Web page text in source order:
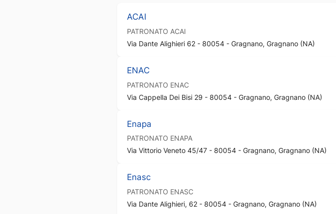
ACAI
PATRONATO ACAI
Via Dante Alighieri 62 - 80054 - Gragnano, Gragnano (NA)
ENAC
PATRONATO ENAC
Via Cappella Dei Bisi 29 - 80054 - Gragnano, Gragnano (NA)
Enapa
PATRONATO ENAPA
Via Vittorio Veneto 45/47 - 80054 - Gragnano, Gragnano (NA)
Enasc
PATRONATO ENASC
Via Dante Alighieri, 62 - 80054 - Gragnano, Gragnano (NA)